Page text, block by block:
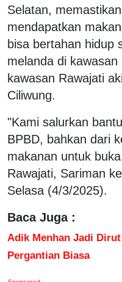
Selatan,
mendapatkan
bisa bertahan hidup
melanda di
kawasan Rawajati
Ciliwung.
"Kami salurkan
BPBD, bahkan dari
makanan untuk
Rawajati, Sariman
Selasa (4/3/2025).
Baca Juga :
Adik Menhan Jadi
Pergantian Biasa